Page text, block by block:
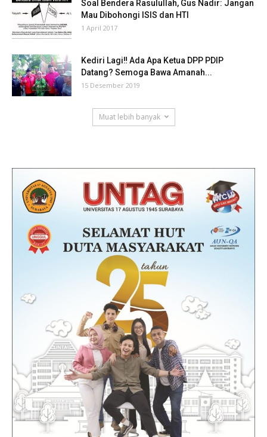
Soal Bendera Rasulullah, Gus Nadir: Jangan
Mau Dibohongi ISIS dan HTI
1 April 2017
Kediri Lagi‼ Ada Apa Ketua DPP PDIP
Datang? Semoga Bawa Amanah...
15 Desember 2019
Muat lebih banyak